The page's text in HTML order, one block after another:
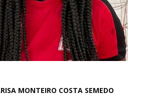
MONTEIRO COSTA SEMEDO